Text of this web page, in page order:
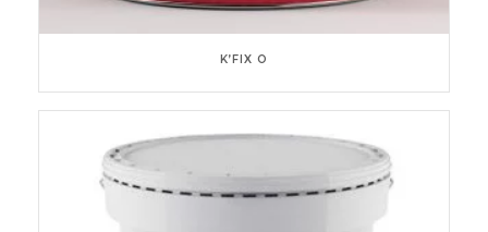
K’FIX O